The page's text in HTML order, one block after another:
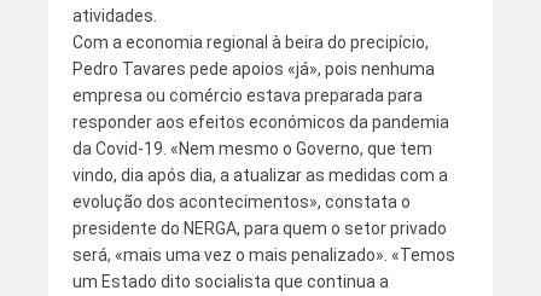
atividades.
Com a economia regional à beira do precipício,
Pedro Tavares pede apoios «já», pois nenhuma
empresa ou comércio estava preparada para
responder aos efeitos económicos da pandemia
da Covid-19. «Nem mesmo o Governo, que tem
vindo, dia após dia, a atualizar as medidas com a
evolução dos acontecimentos», constata o
presidente do NERGA, para quem o setor privado
será, «mais uma vez o mais penalizado». «Temos
um Estado dito socialista que continua a